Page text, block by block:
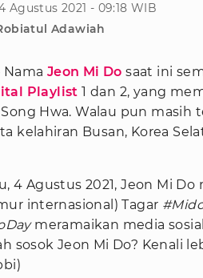
Agustus 2021 - 09:18 WIB
Adawiah
Nama Jeon Mi Do saat ini
Playlist 1 dan 2, yang
Song Hwa. Walau pun
kelahiran Busan, Korea
4 Agustus 2021, Jeon Mi
internasional) Tagar
meramaikan media
sosok Jeon Mi Do? Kenali